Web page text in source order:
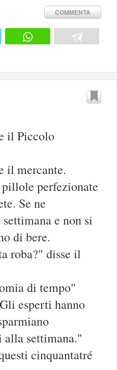
COMMENTA
il Piccolo
il mercante.
perfezionate
Se ne
e non si
di bere.
roba?" disse il
di tempo"
esperti hanno
settimana."
cinquantatré